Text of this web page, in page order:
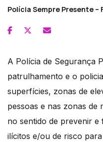
Polícia Sempre Presente –
A Polícia de Segurança
patrulhamento e o
superfícies, zonas de
pessoas e nas zonas de
no sentido de prevenir
ilícitos e/ou de risco